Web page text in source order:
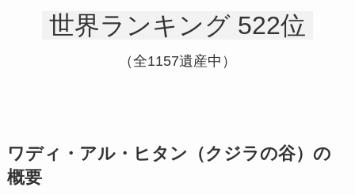
世界ランキング 522位
（全1157遺産中）
ワディ・アル・ヒタン（クジラの谷）の
概要